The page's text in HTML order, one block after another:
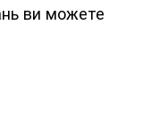
ви можете